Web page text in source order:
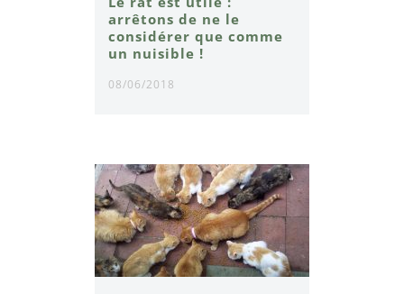
arrêtons de ne le
considérer que comme
un nuisible !
08/06/2018